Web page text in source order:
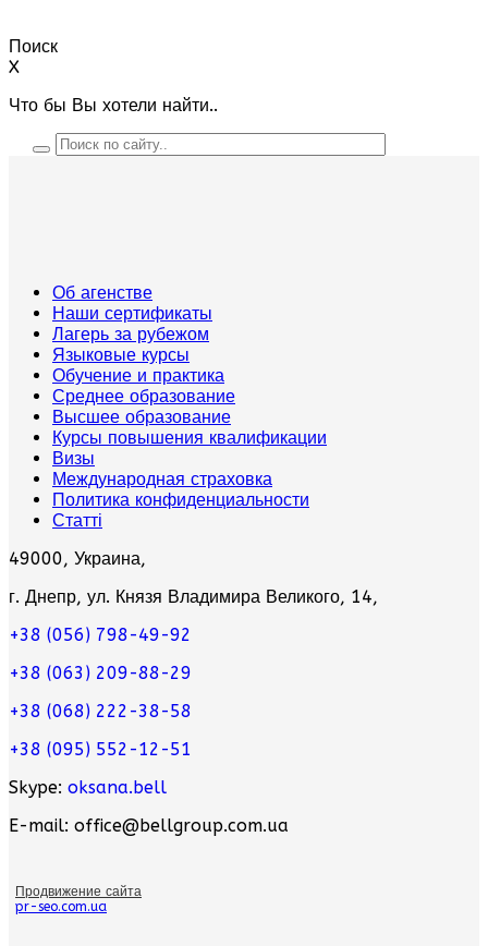
Поиск
X
Что бы Вы хотели найти..
Об агенстве
Наши сертификаты
Лагерь за рубежом
Языковые курсы
Обучение и практика
Среднее образование
Высшее образование
Курсы повышения квалификации
Визы
Международная страховка
Политика конфиденциальности
Статті
49000, Украина,
г. Днепр, ул. Князя Владимира Великого, 14,
+38 (056) 798-49-92
+38 (063) 209-88-29
+38 (068) 222-38-58
+38 (095) 552-12-51
Skype: oksana.bell
E-mail: office@bellgroup.com.ua
Продвижение сайта
pr-seo.com.ua